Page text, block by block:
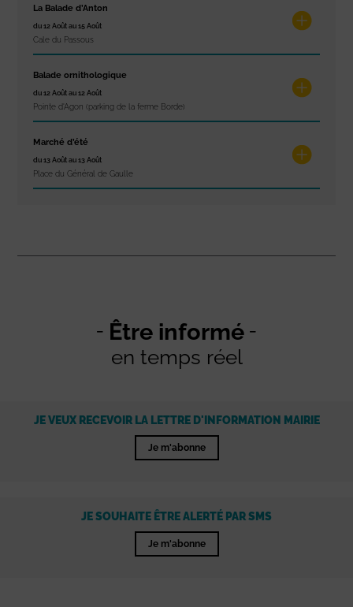
La Balade d’Anton
du 12 Août au 15 Août
Cale du Passous
Balade ornithologique
du 12 Août au 12 Août
Pointe d'Agon (parking de la ferme Borde)
Marché d’été
du 13 Août au 13 Août
Place du Général de Gaulle
Être informé
en temps réel
JE VEUX RECEVOIR LA LETTRE D'INFORMATION MAIRIE
Je m'abonne
JE SOUHAITE ÊTRE ALERTÉ PAR SMS
Je m'abonne